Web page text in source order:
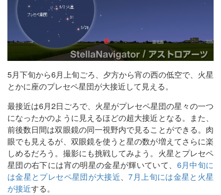
5月下旬から6月上旬ごろ、夕方から宵の西の低空で、火星
とかに座のプレセペ星団が大接近して見える。
最接近は6月2日ごろで、火星がプレセペ星団の星々の一つ
になったかのように見えるほどの超大接近となる。また、
前後数日間は双眼鏡の同一視野内で見ることができる。肉
眼でも見えるが、双眼鏡を使うと星の数が増えてさらに楽
しめるだろう。撮影にも挑戦してみよう。火星とプレセペ
星団の右下には宵の明星の金星が輝いていて、 6月中旬に
は金星とプレセペ星団が大接近、7月上旬には金星と火星
が接近する。